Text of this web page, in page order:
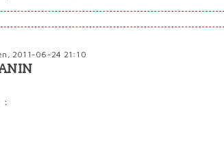
2011-06-24 21:10
: